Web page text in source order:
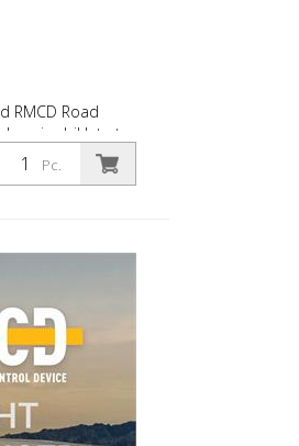
RMCD Road
vi udviklet et
af
med større
i airless- eller
af
RMCD-Light til
giver dig en
en bestemt
Pc.